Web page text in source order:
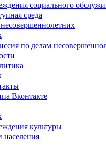
социального
среда
по делам
Вконтакте
культуры
населения